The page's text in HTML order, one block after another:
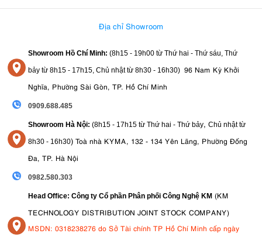
Địa chỉ Showroom
Showroom Hồ Chí Minh: (8h15 - 19h00 từ Thứ hai - Thứ sáu, Thứ
bảy từ 8h15 - 17h15, Chủ nhật từ 8h30 - 16h30) 96 Nam Kỳ Khởi
Nghĩa, Phường Sài Gòn, TP. Hồ Chí Minh
0909.688.485
Showroom Hà Nội: (8h15 - 17h15 từ Thứ hai - Thứ bảy, Chủ nhật từ
8h30 - 16h30) Toà nhà KYMA, 132 - 134 Yên Lãng, Phường Đống
Đa, TP. Hà Nội
0982.580.303
Head Office: Công ty Cổ phần Phân phối Công Nghệ KM (KM
TECHNOLOGY DISTRIBUTION JOINT STOCK COMPANY)
MSDN: 0318238276 do Sở Tài chính TP Hồ Chí Minh cấp ngày